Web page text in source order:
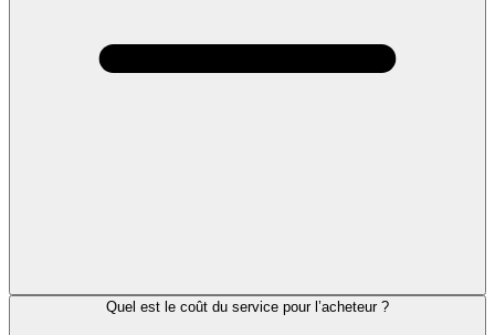
Quel est le coût du service pour l’acheteur ?